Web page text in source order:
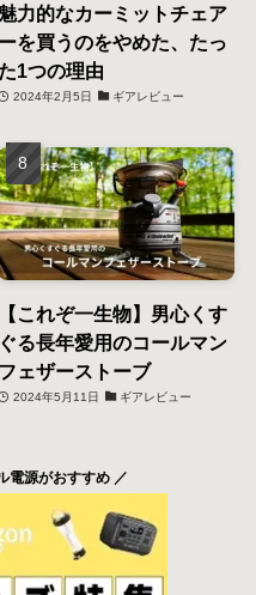
魅力的なカーミットチェア
ーを買うのをやめた、たっ
た1つの理由
2024年2月5日 ギアレビュー
【これぞ一生物】男心くす
ぐる長年愛用のコールマン
フェザーストーブ
2024年5月11日 ギアレビュー
電源がおすすめ ／